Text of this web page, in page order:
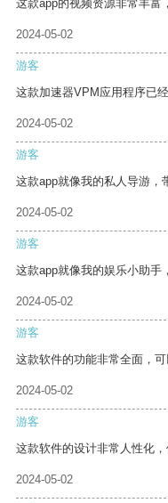
这款app的视频资源非常丰富
2024-05-02
游客
这款加速器VPM应用程序已
2024-05-02
游客
这款app就像我的私人导游，
2024-05-02
游客
这款app就像我的娱乐小助手
2024-05-02
游客
这款软件的功能非常全面，可
2024-05-02
游客
这款软件的设计非常人性化，
2024-05-02